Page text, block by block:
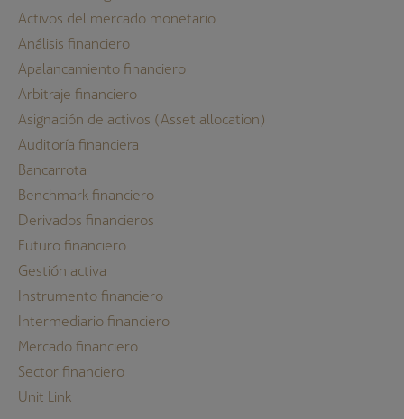
Activos del mercado monetario
Análisis financiero
Apalancamiento financiero
Arbitraje financiero
Asignación de activos (Asset allocation)
Auditoría financiera
Bancarrota
Benchmark financiero
Derivados financieros
Futuro financiero
Gestión activa
Instrumento financiero
Intermediario financiero
Mercado financiero
Sector financiero
Unit Link